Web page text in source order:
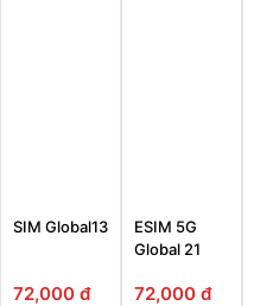
SIM Global13
72,000 đ
ESIM 5G
Global 21
72,000 đ